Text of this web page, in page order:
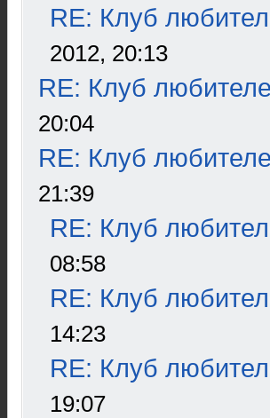
RE: Клуб
2012, 20:13
RE: Клуб
20:04
RE: Клуб
21:39
RE: Клуб
08:58
RE: Клуб
14:23
RE: Клуб
19:07